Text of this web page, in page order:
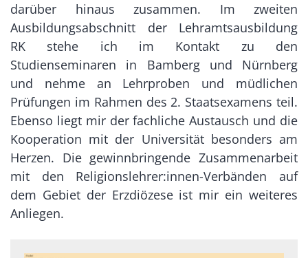
darüber hinaus zusammen. Im zweiten
Ausbildungsabschnitt der Lehramtsausbildung
RK stehe ich im Kontakt zu den
Studienseminaren in Bamberg und Nürnberg
und nehme an Lehrproben und müdlichen
Prüfungen im Rahmen des 2. Staatsexamens teil.
Ebenso liegt mir der fachliche Austausch und die
Kooperation mit der Universität besonders am
Herzen. Die gewinnbringende Zusammenarbeit
mit den Religionslehrer:innen-Verbänden auf
dem Gebiet der Erzdiözese ist mir ein weiteres
Anliegen.